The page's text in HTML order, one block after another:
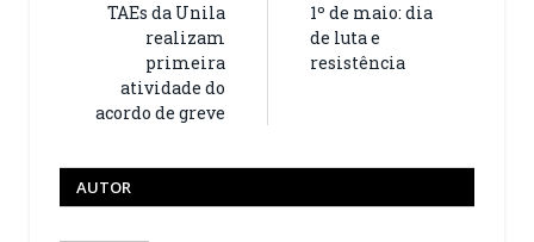
TAEs da Unila
realizam
primeira
atividade do
acordo de greve
1º de maio: dia
de luta e
resistência
AUTOR